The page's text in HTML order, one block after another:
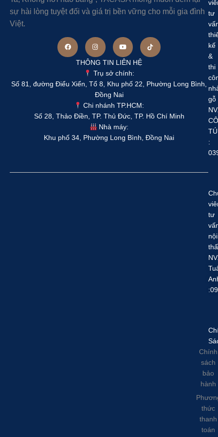
sự hài lòng tuyệt đối và giá trị bền vững cho mỗi gia đình
Việt.
THÔNG TIN LIÊN HỆ
Trụ sở chính:
Số 81, đường Điểu Xiển, Tổ 8, Khu phố 22, Phường Long Bình,
Đồng Nai
Chi nhánh TP.HCM:
Số 28, Thảo Điền, TP. Thủ Đức, TP. Hồ Chí Minh
Nhà máy:
Khu phố 34, Phường Long Bình, Đồng Nai
tư
kế
&
thi
gỗ
TÚ
:
tư
nội
Chính
sách
bảo
hành
thức
thanh
toán